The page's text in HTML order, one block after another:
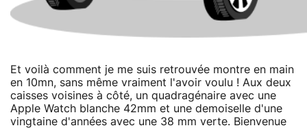
Et voilà comment je me suis retrouvée montre en main
en 10mn, sans même vraiment l'avoir voulu ! Aux deux
caisses voisines à côté, un quadragénaire avec une
Apple Watch blanche 42mm et une demoiselle d'une
vingtaine d'années avec une 38 mm verte. Bienvenue